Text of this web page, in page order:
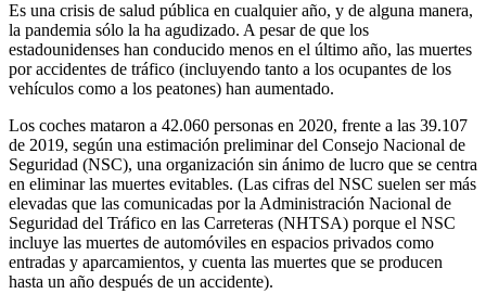
Es una crisis de salud pública en cualquier año, y de alguna manera,
la pandemia sólo la ha agudizado. A pesar de que los
estadounidenses han conducido menos en el último año, las muertes
por accidentes de tráfico (incluyendo tanto a los ocupantes de los
vehículos como a los peatones) han aumentado.
Los coches mataron a 42.060 personas en 2020, frente a las 39.107
de 2019, según una estimación preliminar del Consejo Nacional de
Seguridad (NSC), una organización sin ánimo de lucro que se centra
en eliminar las muertes evitables. (Las cifras del NSC suelen ser más
elevadas que las comunicadas por la Administración Nacional de
Seguridad del Tráfico en las Carreteras (NHTSA) porque el NSC
incluye las muertes de automóviles en espacios privados como
entradas y aparcamientos, y cuenta las muertes que se producen
hasta un año después de un accidente).